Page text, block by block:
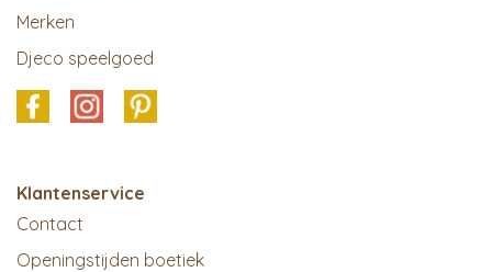
Merken
Djeco speelgoed
Klantenservice
Contact
Openingstijden boetiek